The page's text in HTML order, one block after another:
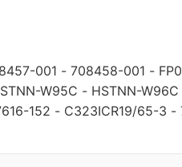
001 - 708458-001 -
W95C - HSTNN-W96C
152 - C323ICR19/65-3 -